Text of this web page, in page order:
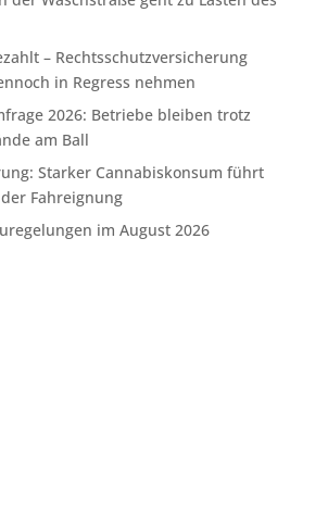
– Rechtsschutzversicherung
in Regress nehmen
2026: Betriebe bleiben trotz
am Ball
Starker Cannabiskonsum führt
Fahreignung
im August 2026